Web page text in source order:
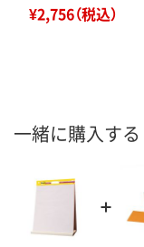
¥2,756（税込）
一緒に購入する